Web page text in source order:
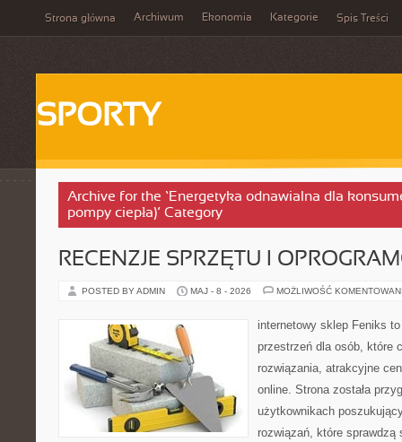
Strona główna Archiwum Ekonomia Kategorie Spis Treści
SPORTY
Archive for the ‘Energetyka odnawialna dla
pompy ciepła)’ Category
RECENZJE SPRZĘTU I
POSTED BY ADMIN MAJ - 8 - 2026 MOŻLIWOŚĆ
internetowy sklep Feniks
przestrzeń dla osób, które
rozwiązania, atrakcyjne
online. Strona została
użytkownikach
rozwiązań, które sprawdzą